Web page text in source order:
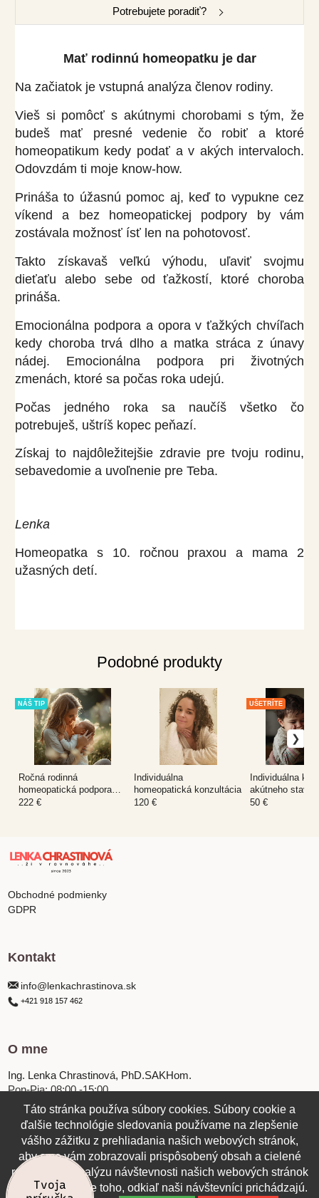
Potrebujete poradiť?
Mať rodinnú homeopatku je dar
Na začiatok je vstupná analýza členov rodiny.
Vieš si pomôcť s akútnymi chorobami s tým, že
budeš mať presné vedenie čo robiť a ktoré
homeopatikum kedy podať a v akých intervaloch.
Odovzdám ti moje know-how.
Prináša to úžasnú pomoc aj, keď to vypukne cez
víkend a bez homeopatickej podpory by vám
zostávala možnosť ísť len na pohotovosť.
Takto získavaš veľkú výhodu, uľaviť svojmu
dieťaťu alebo sebe od ťažkostí, ktoré choroba
prináša.
Emocionálna podpora a opora v ťažkých chvíľach
kedy choroba trvá dlho a matka stráca z únavy
nádej. Emocionálna podpora pri životných
zmenách, ktoré sa počas roka udejú.
Počas jedného roka sa naučíš všetko čo
potrebuješ, uštríš kopec peňazí.
Získaj to najdôležitejšie zdravie pre tvoju rodinu,
sebavedomie a uvoľnenie pre Teba.
Lenka
Homeopatka s 10. ročnou praxou a mama 2
užasných detí.
Podobné produkty
Ročná rodinná
homeopatická podpora
pre 2-člennú rodinu
NÁŠ TIP
222 €
Individuálna
homeopatická konzultácia
120 €
Individuálna
akútneho stavu
UŠETRÍTE
50 €
Obchodné podmienky
GDPR
Kontakt
info@lenkachrastinova.sk
+421 918 157 462
O mne
Ing. Lenka Chrastinová, PhD.SAKHom.
Pon-Pia: 08:00 -15:00
Táto stránka používa súbory cookies. Súbory cookie a
ďalšie technológie sledovania používame na zlepšenie
vášho zážitku z prehliadania našich webových stránok,
aby sme vám zobrazovali prispôsobený obsah a cielené
reklamy, na analýzu návštevnosti našich webových stránok
a na pochopenie toho, odkiaľ naši návštevníci prichádzajú.
Tvoja